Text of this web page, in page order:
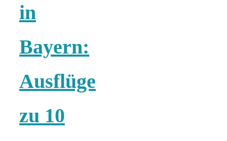
in
Bayern:
Ausflüge
zu 10